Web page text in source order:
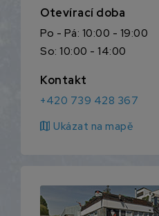
Otevírací doba
Po - Pá: 10:00 - 19:00
So: 10:00 - 14:00
Kontakt
+420 739 428 367
map Ukázat na mapě